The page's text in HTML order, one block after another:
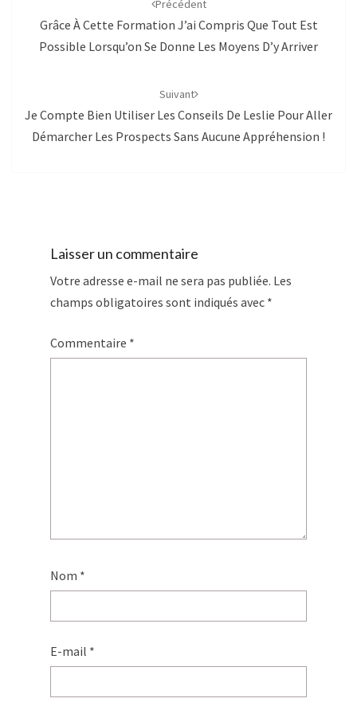
Précédent
Grâce À Cette Formation J’ai Compris Que Tout Est
Possible Lorsqu’on Se Donne Les Moyens D’y Arriver
Suivant
Je Compte Bien Utiliser Les Conseils De Leslie Pour Aller
Démarcher Les Prospects Sans Aucune Appréhension !
Laisser un commentaire
Votre adresse e-mail ne sera pas publiée. Les
champs obligatoires sont indiqués avec *
Commentaire *
Nom *
E-mail *